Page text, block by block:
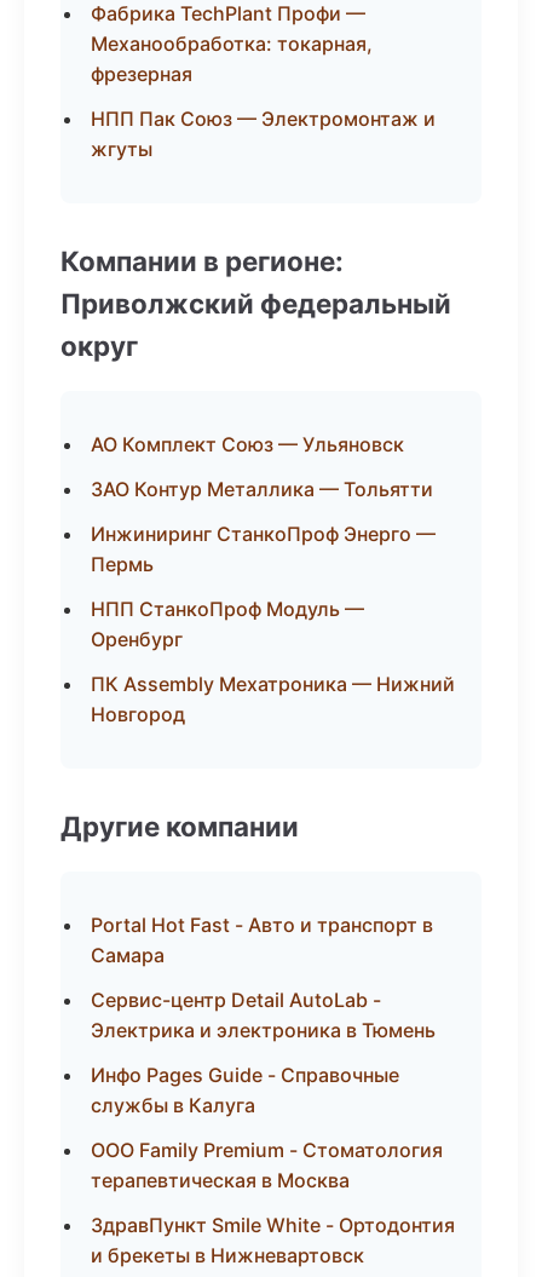
Фабрика TechPlant Профи —
Механообработка: токарная,
фрезерная
НПП Пак Союз — Электромонтаж и
жгуты
Компании в регионе:
Приволжский федеральный
округ
АО Комплект Союз — Ульяновск
ЗАО Контур Металлика — Тольятти
Инжиниринг СтанкоПроф Энерго —
Пермь
НПП СтанкоПроф Модуль —
Оренбург
ПК Assembly Мехатроника — Нижний
Новгород
Другие компании
Portal Hot Fast - Авто и транспорт в
Самара
Сервис-центр Detail AutoLab -
Электрика и электроника в Тюмень
Инфо Pages Guide - Справочные
службы в Калуга
ООО Family Premium - Стоматология
терапевтическая в Москва
ЗдравПункт Smile White - Ортодонтия
и брекеты в Нижневартовск